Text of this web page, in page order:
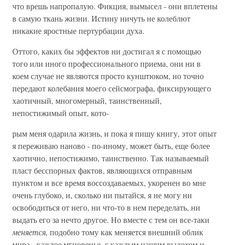
что врешь напропалую. Фикция, вымысел - они вплетены
в самую ткань жизни. Истину ничуть не колеблют
никакие яростные пертурбации духа.
Оттого, каких бы эффектов ни достигал я с помощью
того или иного профессионального приема, они ни в
коем случае не являются просто кунштюком, но точно
передают колебания моего сейсмографа, фиксирующего
хаотичный, многомерный, таинственный,
непостижимый опыт, кото-
рым меня одарила жизнь, и пока я пишу книгу, этот опыт
я переживаю наново - по-иному, может быть, еще более
хаотично, непостижимо, таинственно. Так называемый
пласт бесспорных фактов, являющихся отправным
пунктом и все время воссоздаваемых, укоренен во мне
очень глубоко, и, сколько ни пытайся, я не могу ни
освободиться от него, ни что-то в нем переделать, ни
выдать его за нечто другое. Но вместе с тем он все-таки
меняется, подобно тому как меняется внешний облик